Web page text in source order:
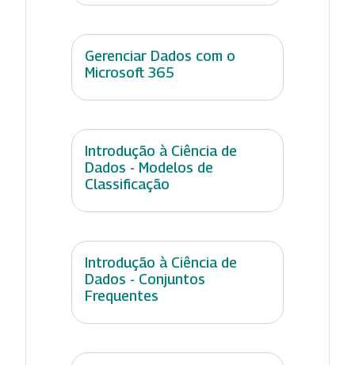
Gerenciar Dados com o
Microsoft 365
Introdução à Ciência de
Dados - Modelos de
Classificação
Introdução à Ciência de
Dados - Conjuntos
Frequentes